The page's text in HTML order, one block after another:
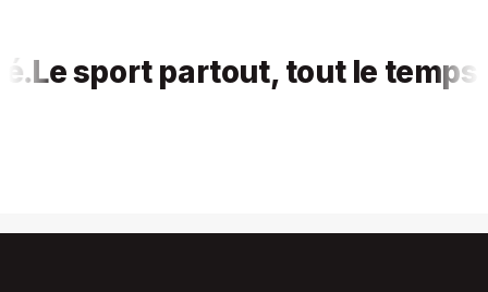
sport partout, tout le temps,